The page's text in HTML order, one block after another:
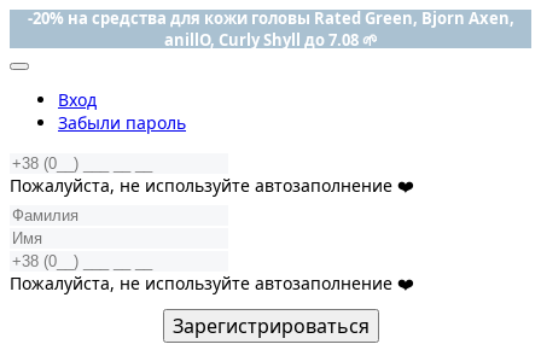
-20% на средства для кожи головы Rated Green, Bjorn Axen,
anillO, Curly Shyll до 7.08 🌱
Вход
Забыли пароль
Пожалуйста, не используйте автозаполнение ❤️
Пожалуйста, не используйте автозаполнение ❤️
Зарегистрироваться